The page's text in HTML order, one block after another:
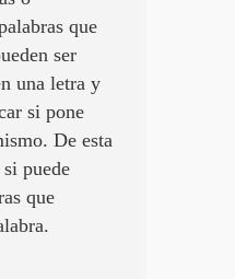
que
ser
una letra y
si pone
De esta
puede
que